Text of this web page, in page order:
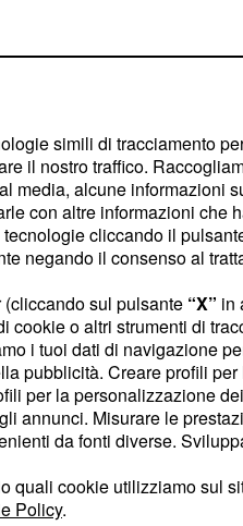
che ha causato un
il cantante sembrava
fatto unospettacolo
esaurito e l’8
compleanno, era
discografico “
come unliberatore, ha
senza paura,
e omosessuali, ma
della vita.
simili di tracciamento
il nostro traffico.
media, alcune informazioni
con altre informazioni che
cliccando il
negando il consenso al
sul pulsante “X” in
cookie o altri strumenti di
i tuoi dati di navigazione
pubblicità. Creare profili
per la personalizzazione
annunci. Misurare le
da fonti diverse.
quali cookie utilizziamo sul
Policy.